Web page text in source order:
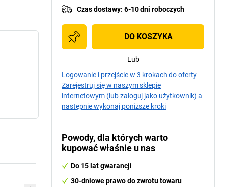
Czas dostawy: 6-10 dni roboczych
DO KOSZYKA
Lub
Logowanie i przejście w 3 krokach do oferty
Zarejestruj się w naszym sklepie
internetowym (lub zaloguj jako użytkownik) a
następnie wykonaj poniższe kroki
Powody, dla których warto
kupować właśnie u nas
Do 15 lat gwarancji
30-dniowe prawo do zwrotu towaru